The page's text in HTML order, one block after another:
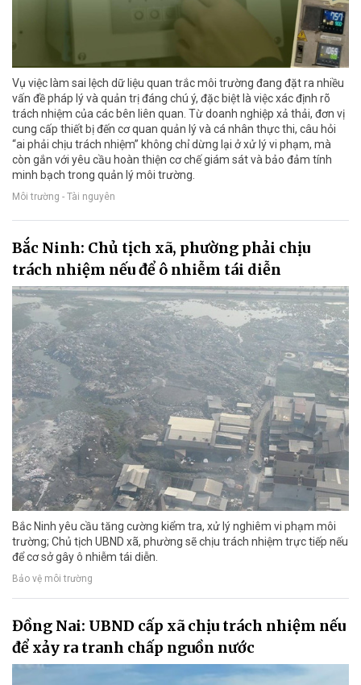
Vụ việc làm sai lệch dữ liệu quan trắc môi trường đang đặt ra nhiều
vấn đề pháp lý và quản trị đáng chú ý, đặc biệt là việc xác định rõ
trách nhiệm của các bên liên quan. Từ doanh nghiệp xả thải, đơn vị
cung cấp thiết bị đến cơ quan quản lý và cá nhân thực thi, câu hỏi
“ai phải chịu trách nhiệm” không chỉ dừng lại ở xử lý vi phạm, mà
còn gắn với yêu cầu hoàn thiện cơ chế giám sát và bảo đảm tính
minh bạch trong quản lý môi trường.
Môi trường - Tài nguyên
Bắc Ninh: Chủ tịch xã, phường phải chịu
trách nhiệm nếu để ô nhiễm tái diễn
Bắc Ninh yêu cầu tăng cường kiểm tra, xử lý nghiêm vi phạm môi
trường; Chủ tịch UBND xã, phường sẽ chịu trách nhiệm trực tiếp nếu
để cơ sở gây ô nhiễm tái diễn.
Bảo vệ môi trường
Đồng Nai: UBND cấp xã chịu trách nhiệm nếu
để xảy ra tranh chấp nguồn nước